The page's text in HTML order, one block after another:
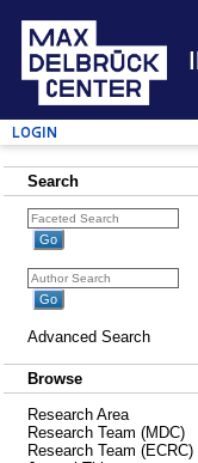
Login
Search
Advanced Search
Browse
Research Area
Research Team (MDC)
Research Team (ECRC)